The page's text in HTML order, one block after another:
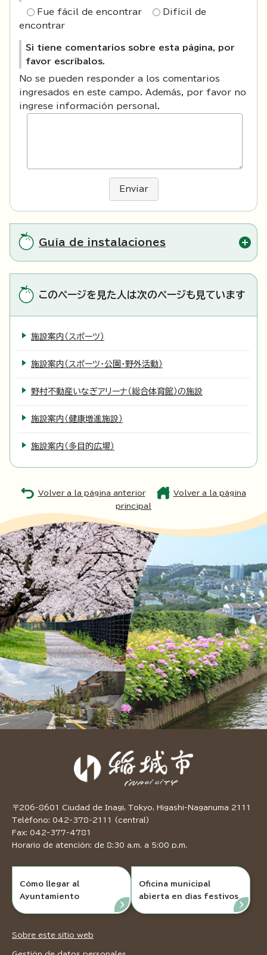
Fue fácil de encontrar
Difícil de
encontrar
Si tiene comentarios sobre esta página, por
favor escríbalos.
No se pueden responder a los comentarios
ingresados en este campo. Además, por favor no
ingrese información personal.
Enviar
Guía de instalaciones
このページを見た人は次のページも見ています
施設案内（スポーツ）
施設案内（スポーツ・公園・野外活動）
野村不動産いなぎアリーナ（総合体育館）の施設
施設案内（健康増進施設）
施設案内（多目的広場）
Volver a la página anterior
Volver a la página
principal
〒206-8601 Ciudad de Inagi, Tokyo, Higashi-Naganuma 2111
Teléfono: 042-378-2111 (central)
Fax: 042-377-4781
Horario de atención: de 8:30 a.m. a 5:00 p.m.
Cómo llegar al
Ayuntamiento
Oficina municipal
abierta en días festivos
Sobre este sitio web